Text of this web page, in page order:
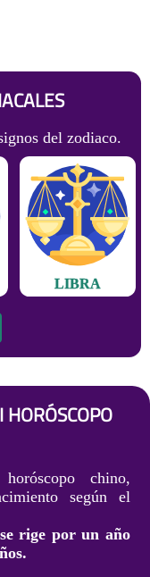
del zodiaco.
LIBRA
chino,
según el
rige por un año